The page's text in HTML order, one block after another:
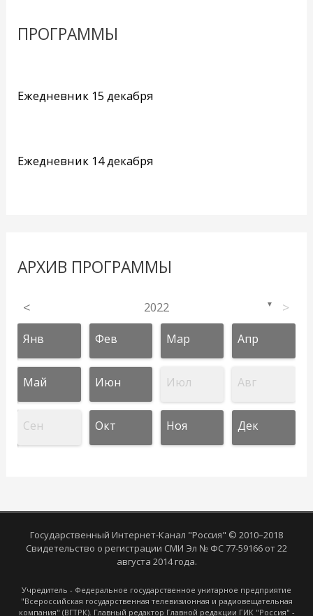
ПРОГРАММЫ
Ежедневник 15 декабря
Ежедневник 14 декабря
АРХИВ ПРОГРАММЫ
< 2022 ▼ >
Янв Фев Мар Апр
Май Июн Июл Авг
Сен Окт Ноя Дек
Государственный Интернет-Канал "Россия" © 2010–2018
Свидетельство о регистрации СМИ Эл № ФС 77-59166 от 22
августа 2014 года.
Учредитель - Федеральное государственное унитарное предприятие
"Всероссийская государственная телевизионная и радиовещательная
компания" (ВГТРК). Главный редактор Главной редакции ГИК "Россия" -